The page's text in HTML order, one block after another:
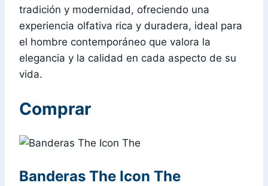
tradición y modernidad, ofreciendo una
experiencia olfativa rica y duradera, ideal para
el hombre contemporáneo que valora la
elegancia y la calidad en cada aspecto de su
vida.
Comprar
Banderas The Icon The